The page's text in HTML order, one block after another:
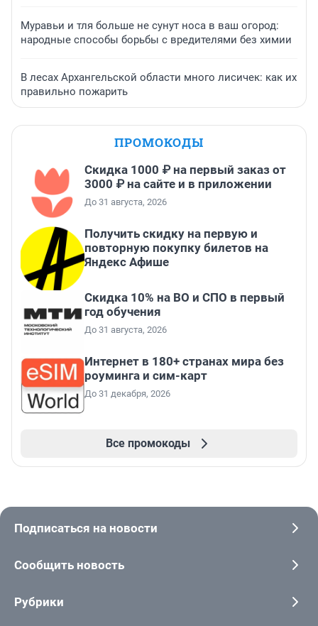
Муравьи и тля больше не сунут носа в ваш огород:
народные способы борьбы с вредителями без химии
В лесах Архангельской области много лисичек: как их
правильно пожарить
ПРОМОКОДЫ
Скидка 1000 ₽ на первый заказ от
3000 ₽ на сайте и в приложении
До 31 августа, 2026
Получить скидку на первую и
повторную покупку билетов на
Яндекс Афише
Скидка 10% на ВО и СПО в первый
год обучения
До 31 августа, 2026
Интернет в 180+ странах мира без
роуминга и сим-карт
До 31 декабря, 2026
Все промокоды
Подписаться на новости
Сообщить новость
Рубрики